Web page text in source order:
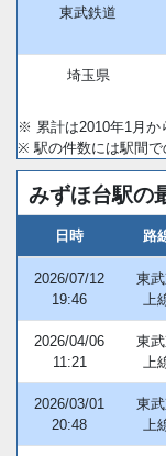
東武鉄道
埼玉県
※ 累計は2010年1月か
※ 駅の件数には駅間で
みずほ台駅の
日時 路
2026/07/12
19:46
東
上
2026/04/06
11:21
東
上
2026/03/01
20:48
東
上